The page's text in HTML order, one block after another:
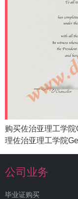
购买佐治亚理工学
理佐治亚理工学院
公司业务
毕业证购买